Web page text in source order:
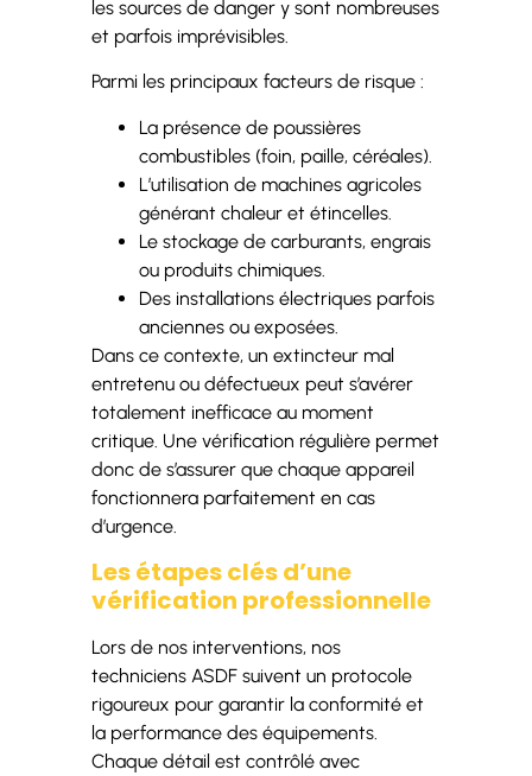
les sources de danger y sont nombreuses
et parfois imprévisibles.
Parmi les principaux facteurs de risque :
La présence de poussières
combustibles (foin, paille, céréales).
L’utilisation de machines agricoles
générant chaleur et étincelles.
Le stockage de carburants, engrais
ou produits chimiques.
Des installations électriques parfois
anciennes ou exposées.
Dans ce contexte, un extincteur mal
entretenu ou défectueux peut s’avérer
totalement inefficace au moment
critique. Une vérification régulière permet
donc de s’assurer que chaque appareil
fonctionnera parfaitement en cas
d’urgence.
Les étapes clés d’une
vérification professionnelle
Lors de nos interventions, nos
techniciens ASDF suivent un protocole
rigoureux pour garantir la conformité et
la performance des équipements.
Chaque détail est contrôlé avec